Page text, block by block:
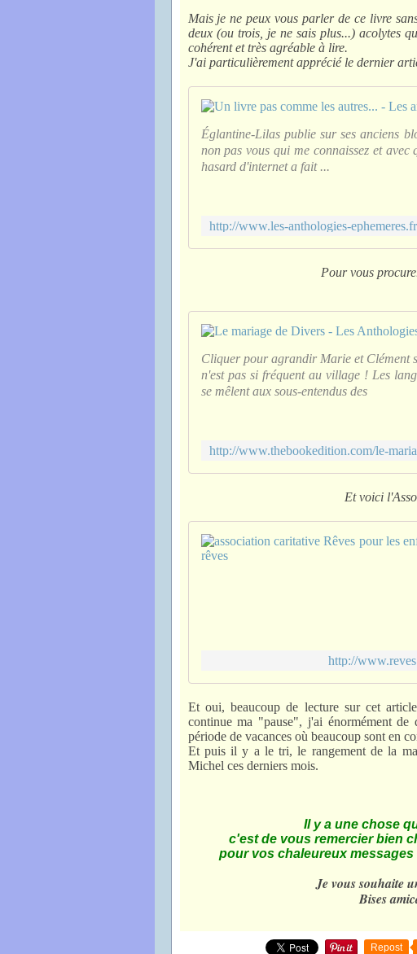
Mais je ne peux vous parler de ce livre
deux (ou trois, je ne sais plus...) acolytes
cohérent et très agréable à lire.
J'ai particulièrement apprécié le dernier
Églantine-Lilas publie sur ses anciens
non pas vous qui me connaissez et
hasard d'internet a fait ...
Pour vous
Cliquer pour agrandir Marie et Clément
n'est pas si fréquent au village ! Les
se mêlent aux sous-entendus des
Et voici
http://
Et oui, beaucoup de lecture sur cet
continue ma "pause", j'ai énormément de
période de vacances où beaucoup sont en
Et puis il y a le tri, le rangement de la
Michel ces derniers mois.
Il y a une chose
c'est de vous remercier bien
pour vos chaleureux
Je vous souhaite
Bises
Repost